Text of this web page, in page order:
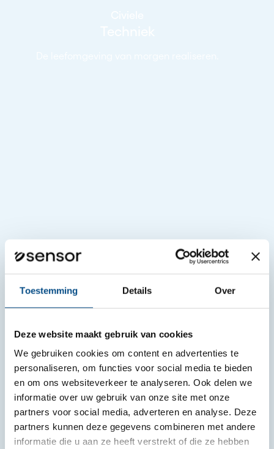
Toestemming Details Over
Deze website maakt gebruik van cookies
We gebruiken cookies om content en advertenties te
personaliseren, om functies voor social media te bieden
en om ons websiteverkeer te analyseren. Ook delen we
informatie over uw gebruik van onze site met onze
partners voor social media, adverteren en analyse. Deze
partners kunnen deze gegevens combineren met andere
informatie die u aan ze heeft verstrekt of die ze hebben
Installatietechniek
Systemen die gebouwen en omgevingen laten
functioneren.